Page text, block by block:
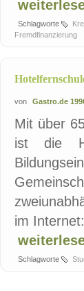
Schlagworte
Fremdfinanzierung
von Gastro.de
Mit über
ist die
im
Schlagworte